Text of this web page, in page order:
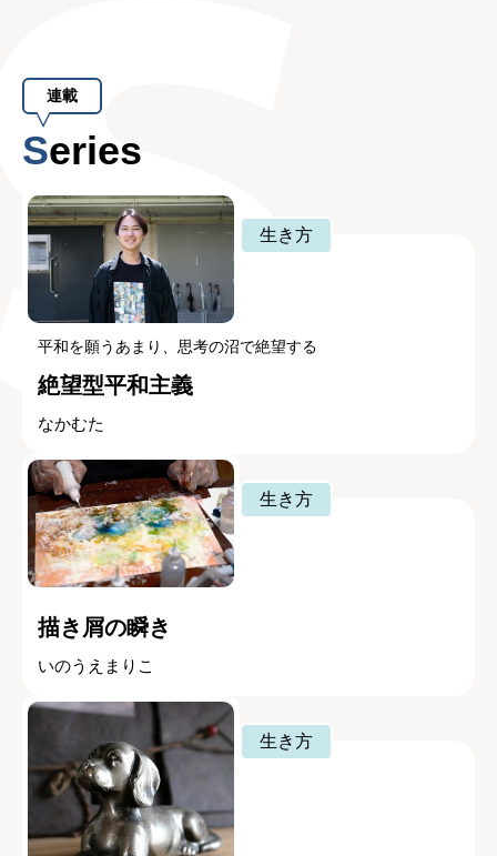
連載
Series
生き方
平和を願うあまり、思考の沼で絶望する
絶望型平和主義
なかむた
生き方
描き屑の瞬き
いのうえまりこ
生き方